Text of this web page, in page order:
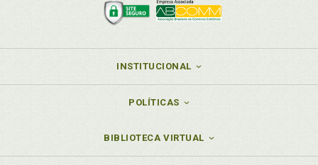
INSTITUCIONAL
POLÍTICAS
BIBLIOTECA VIRTUAL